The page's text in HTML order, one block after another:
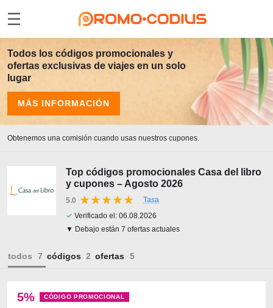
Todos los códigos promocionales y
ofertas exclusivas de viajes en un solo
lugar
MÁS INFORMACIÓN
Obtenemos una comisión cuando usas nuestros cupones.
Top códigos promocionales Casa del libro
y cupones – Agosto 2026
5.0
Tasa
✓ Verificado el: 06.08.2026
▼ Debajo están 7 ofertas actuales
todos códigos ofertas
5% CÓDIGO PROMOCIONAL